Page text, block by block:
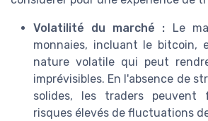
Volatilité du marché : Le
monnaies, incluant le bitcoin,
nature volatile qui peut
imprévisibles. En l'absence de
solides, les traders
risques élevés de fluctuations